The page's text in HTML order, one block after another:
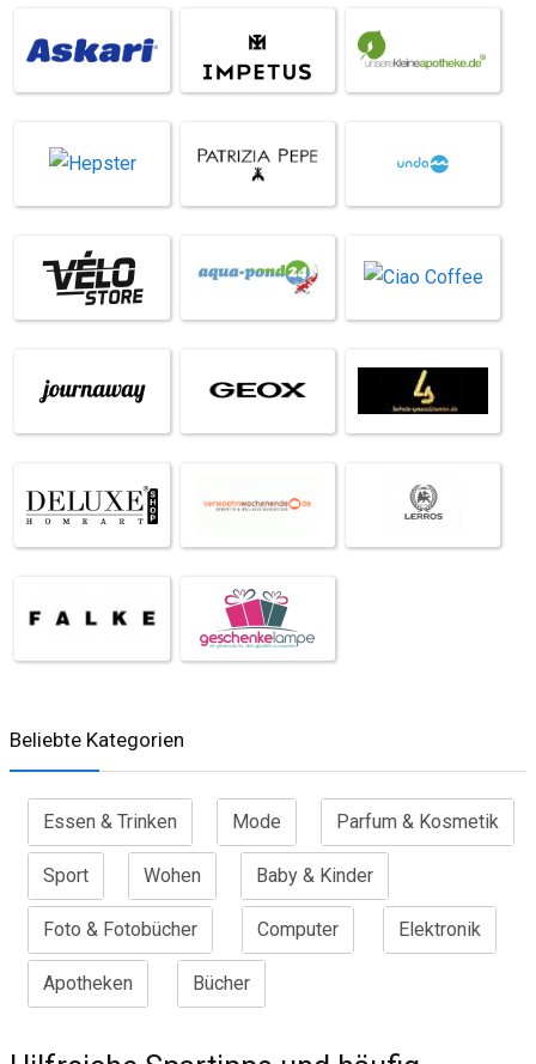
Beliebte Kategorien
Essen & Trinken Mode Parfum & Kosmetik
Sport Wohen Baby & Kinder
Foto & Fotobücher Computer Elektronik
Apotheken Bücher